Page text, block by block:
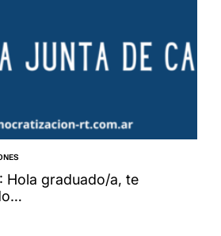
Hola graduado/a, te